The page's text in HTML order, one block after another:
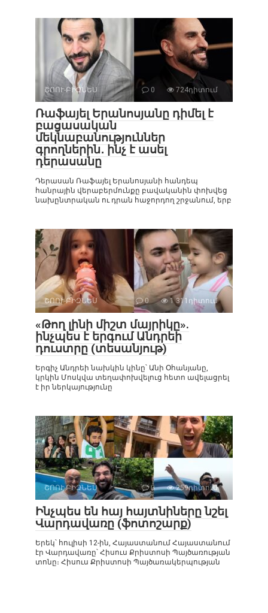
ՇՈՈՒ-ԲԻԶՆԵՍ 0 724դիտում
Ռաֆայել Երանոսյանը դիմել է
բացասական
մեկնաբանություններ
գրողներին․ ինչ է ասել
դերասանը
Դերասան Ռաֆայել Երանոսյանի հանդեպ
հանրային վերաբերմունքը բավականին փոխվեց
նախընտրական ու դրան հաջորդող շրջանում, երբ
ՇՈՈՒ-ԲԻԶՆԵՍ 0 1 311դիտում
«Թող լինի միշտ մայրիկը».
ինչպես է երգում Անդրեի
դուստրը (տեսանյութ)
Երգիչ Անդրեի նախկին կինը՝ Անի Օհանյանը,
կրկին Մոսկվա տեղափոխվելուց հետո ավելացրել
է իր ներկայությունը
ՇՈՈՒ-ԲԻԶՆԵՍ 0 259դիտում
Ինչպես են հայ հայտնիները նշել
Վարդավառը (ֆոտոշարք)
Երեկ՝ հուլիսի 12-ին, Հայաստանում Հայաստանում
էր Վարդավառը՝ Հիսուս Քրիստոսի Պայծառության
տոնը։ Հիսուս Քրիստոսի Պայծառակերպության